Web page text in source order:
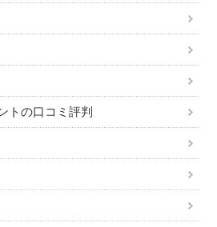
トの口コミ評判